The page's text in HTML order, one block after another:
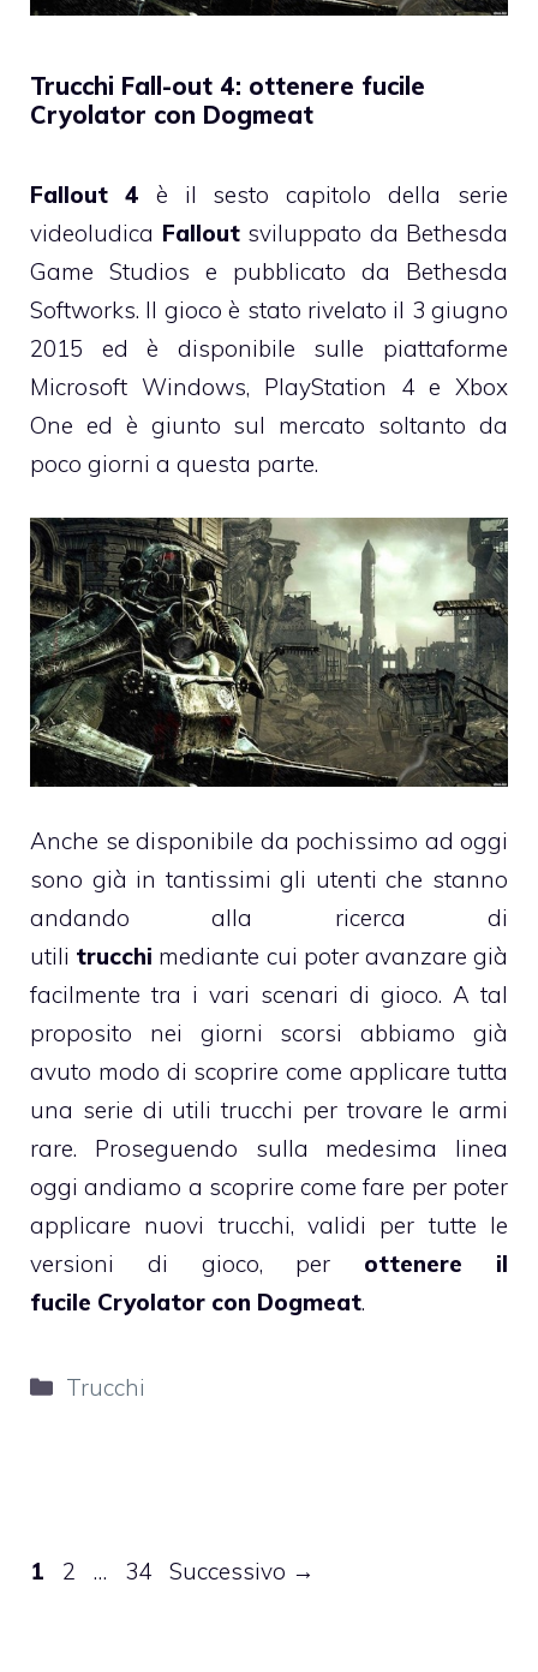
Trucchi Fall-out 4: ottenere fucile
Cryolator con Dogmeat
Fallout 4 è il sesto capitolo della serie
videoludica Falloutsviluppato da Bethesda
Game Studios e pubblicato da Bethesda
Softworks. Il gioco è stato rivelato il 3 giugno
2015 ed è disponibile sulle piattaforme
Microsoft Windows, PlayStation 4 e Xbox
One ed è giunto sul mercato soltanto da
poco giorni a questa parte.
Anche se disponibile da pochissimo ad oggi
sono già in tantissimi gli utenti che stanno
andando alla ricerca di
utili trucchi mediante cui poter avanzare già
facilmente tra i vari scenari di gioco. A tal
proposito nei giorni scorsi abbiamo già
avuto modo di scoprire come applicare tutta
una serie di utili trucchi per trovare le armi
rare. Proseguendo sulla medesima linea
oggi andiamo a scoprire come fare per poter
applicare nuovi trucchi, validi per tutte le
versioni di gioco, per ottenere il
fucile Cryolator con Dogmeat.
Categorie
Trucchi
Pagina
1 Pagina
2 … Pagina
34 Successivo →